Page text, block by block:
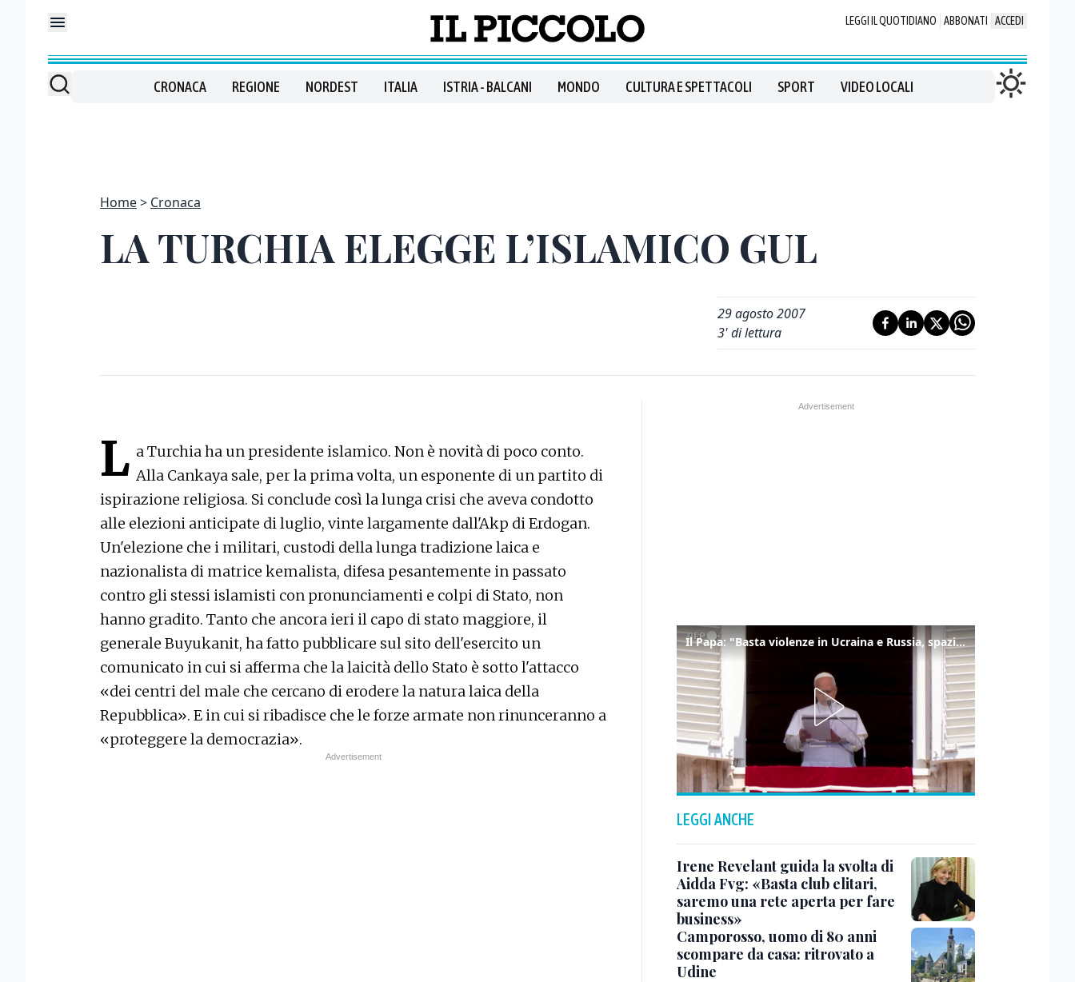
LEGGI IL QUOTIDIANO ABBONATI ACCEDI
CRONACA REGIONE NORDEST ITALIA ISTRIA - BALCANI MONDO CULTURA E SPETTACOLI SPORT VIDEO LOCALI
Home Cronaca
LA TURCHIA ELEGGE L’ISLAMICO GUL
29 agosto 2007
3' di lettura
L a Turchia ha un presidente islamico. Non è novità di poco conto.
Alla Cankaya sale, per la prima volta, un esponente di un partito di
ispirazione religiosa. Si conclude così la lunga crisi che aveva condotto
alle elezioni anticipate di luglio, vinte largamente dall'Akp di Erdogan.
Un'elezione che i militari, custodi della lunga tradizione laica e
nazionalista di matrice kemalista, difesa pesantemente in passato
contro gli stessi islamisti con pronunciamenti e colpi di Stato, non
hanno gradito. Tanto che ancora ieri il capo di stato maggiore, il
generale Buyukanit, ha fatto pubblicare sul sito dell'esercito un
comunicato in cui si afferma che la laicità dello Stato è sotto l'attacco
«dei centri del male che cercano di erodere la natura laica della
Repubblica». E in cui si ribadisce che le forze armate non rinunceranno a
«proteggere la democrazia».
Il Papa: "Basta violenze in Ucraina e Russia, spazio a diplomazia"
LEGGI ANCHE
Irene Revelant guida la svolta di
Aidda Fvg: «Basta club elitari,
saremo una rete aperta per fare
business»
Camporosso, uomo di 80 anni
scompare da casa: ritrovato a
Udine